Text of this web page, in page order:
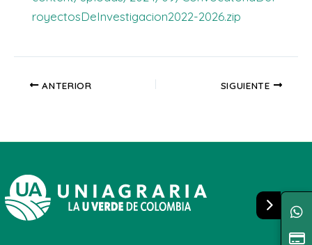
royectosDeInvestigacion2022-2026.zip
ANTERIOR SIGUIENTE